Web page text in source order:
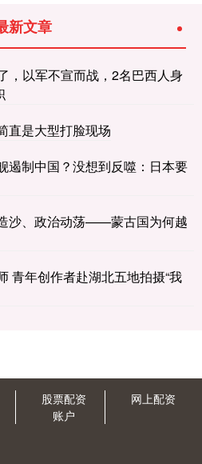
新文章
，以军不宣而战，2名巴西人身
直是大型打脸现场
遏制中国？没想到反噬：日本要
沙、政治动荡——蒙古国为何越
青年创作者赴湖北五地拍摄“我
股票配资
账户
网上配资